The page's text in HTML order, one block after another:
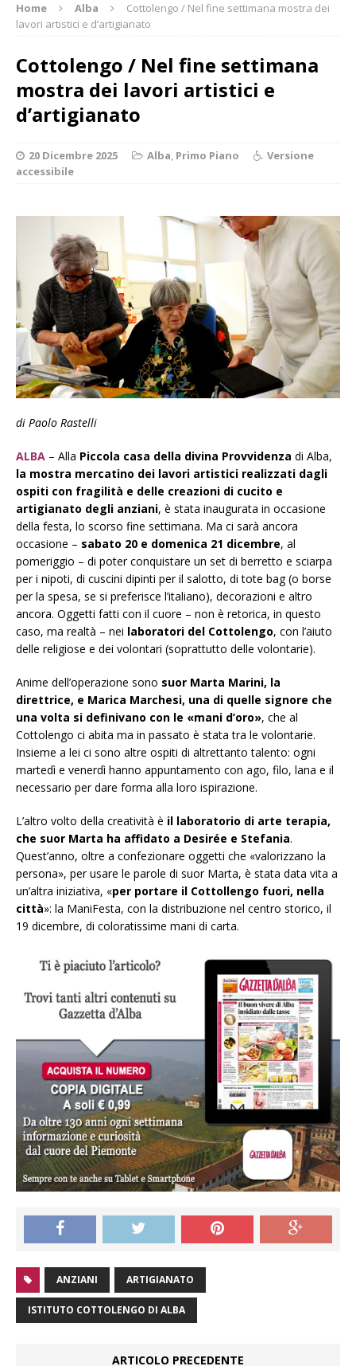
Home Alba
Cottolengo / Nel fine settimana mostra dei
lavori artistici e d’artigianato
Cottolengo / Nel fine settimana
mostra dei lavori artistici e
d’artigianato
20 Dicembre 2025 Alba, Primo Piano
Versione
accessibile
di Paolo Rastelli
ALBA – Alla Piccola casa della divina Provvidenza di Alba,
la mostra mercatino dei lavori artistici realizzati dagli
ospiti con fragilità e delle creazioni di cucito e
artigianato degli anziani, è stata inaugurata in occasione
della festa, lo scorso fine settimana. Ma ci sarà ancora
occasione – sabato 20 e domenica 21 dicembre, al
pomeriggio – di poter conquistare un set di berretto e sciarpa
per i nipoti, di cuscini dipinti per il salotto, ditote bag(o borse
per la spesa, se si preferisce l’italiano), decorazioni e altro
ancora. Oggetti fatti con il cuore – non è retorica, in questo
caso, ma realtà – nei laboratori del Cottolengo, con l’aiuto
delle religiose e dei volontari (soprattutto delle volontarie).
Anime dell’operazione sono suor Marta Marini, la
direttrice, e Marica Marchesi, una di quelle signore che
una volta si definivano con le «mani d’oro», che al
Cottolengo ci abita ma in passato è stata tra le volontarie.
Insieme a lei ci sono altre ospiti di altrettanto talento: ogni
martedì e venerdì hanno appuntamento con ago, filo, lana e il
necessario per dare forma alla loro ispirazione.
L’altro volto della creatività è il laboratorio di arte terapia,
che suor Marta ha affidato a Desirée e Stefania.
Quest’anno, oltre a confezionare oggetti che «valorizzano la
persona», per usare le parole di suor Marta, è stata data vita a
un’altra iniziativa, «per portare il Cottollengo fuori, nella
città»: la ManiFesta, con la distribuzione nel centro storico, il
19 dicembre, di coloratissime mani di carta.
ANZIANI ARTIGIANATO
ISTITUTO COTTOLENGO DI ALBA
ARTICOLO PRECEDENTE